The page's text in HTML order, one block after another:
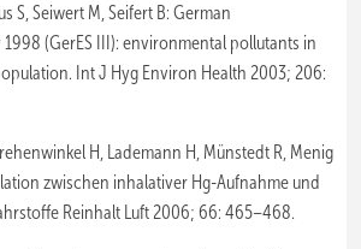
S, Seiwert M, Seifert B: German
(GerES III): environmental pollutants in
Int J Hyg Environ Health 2003; 206:
H, Lademann H, Münstedt R, Menig
zwischen inhalativer Hg-Aufnahme und
Reinhalt Luft 2006; 66: 465–468.